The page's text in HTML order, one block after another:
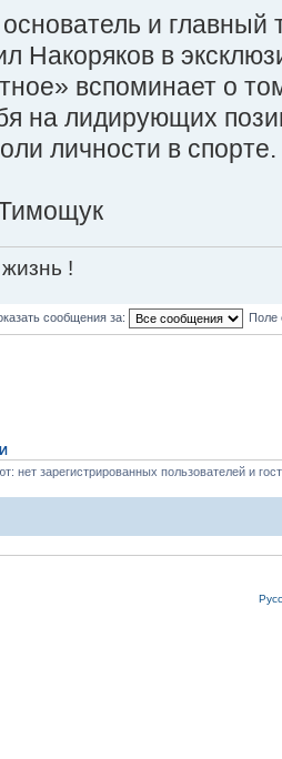
и главный
Накоряков в
вспоминает о
на лидирующих
личности в спорте.
!
сообщения за: Поле
нет зарегистрированных пользователей и